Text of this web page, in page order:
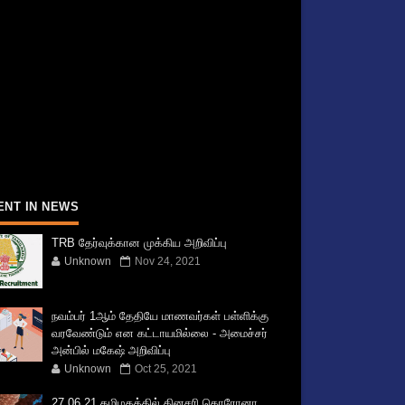
IN NEWS
TRB தேர்வுக்கான முக்கிய அறிவிப்பு
Unknown Nov 24, 2021
நவம்பர் 1ஆம் தேதியே மாணவர்கள் பள்ளிக்கு
வரவேண்டும் என கட்டாயமில்லை - அமைச்சர்
அன்பில் மகேஷ் அறிவிப்பு
Unknown Oct 25, 2021